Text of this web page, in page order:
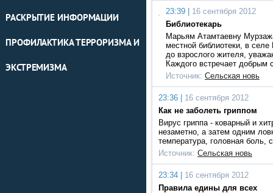
РАСКРЫТИЕ ИНФОРМАЦИИ
ПРОФИЛАКТИКА ТЕРРОРИЗМА И
ЭКСТРЕМИЗМА
23:39 |
16 сентября 2012
Библиотекарь
Марьям Атамтаевну
местной библиотеки, в
до взрослого жителя,
Каждого встречает
Источник: Сельская новь
23:36 |
16 сентября 2012
Как не заболеть гриппом
Вирус гриппа - коварный и
незаметно, а затем одним
температура, головная
Источник: Сельская новь
23:34 |
16 сентября 2012
Правила едины для всех